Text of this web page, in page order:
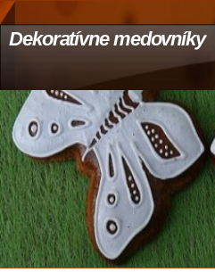
Dekoratívne medovníky